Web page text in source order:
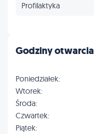
Profilaktyka
Godziny otwarcia
Poniedziałek:
Wtorek:
Środa:
Czwartek:
Piątek: